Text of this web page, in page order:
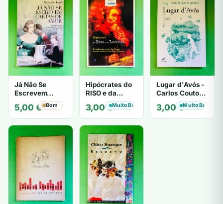
Já Não Se
Escrevem
Cartas de Amor
- Mário
Zambujal
5,00 € Bom
Hipócrates do
RISO e da
LOUCURA
3,00€Muito Bom
Lugar d'Avós -
Carlos Couto
Amaral
3,00€Muito Bom